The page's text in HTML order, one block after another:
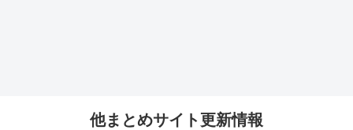
他まとめサイト更新情報